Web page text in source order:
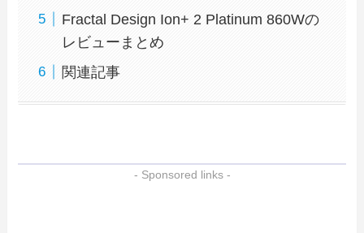
Fractal Design Ion+ 2 Platinum 860Wの
レビューまとめ
関連記事
- Sponsored links -